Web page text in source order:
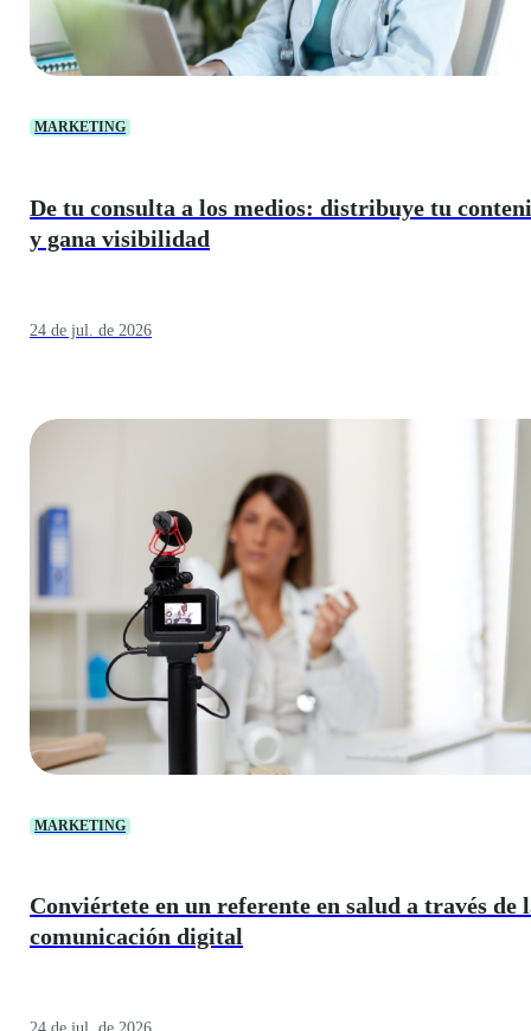
MARKETING
De tu consulta a los medios: distribuye tu
y gana visibilidad
24 de jul. de 2026
MARKETING
Conviértete en un referente en salud a través de
comunicación digital